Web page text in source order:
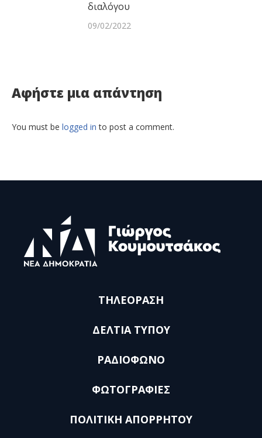
διαλόγου
09/02/2022
Αφήστε μια απάντηση
You must be logged in to post a comment.
ΤΗΛΕΟΡΑΣΗ
ΔΕΛΤΙΑ ΤΥΠΟΥ
ΡΑΔΙΟΦΩΝΟ
ΦΩΤΟΓΡΑΦΙΕΣ
ΠΟΛΙΤΙΚΗ ΑΠΟΡΡΗΤΟΥ